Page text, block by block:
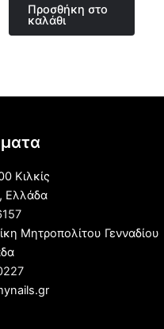
Προσθήκη στο
καλάθι
Κιλκίς
Ελλάδα
Μητροπολίτου Γενναδίου